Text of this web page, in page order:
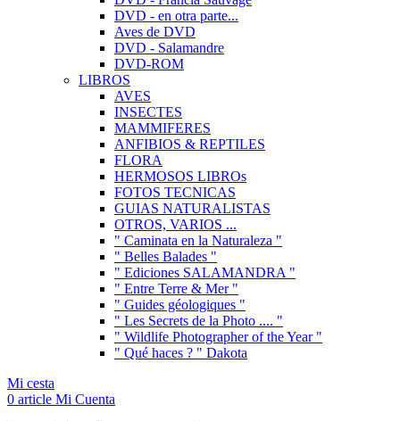
DVD - en otra parte...
Aves de DVD
DVD - Salamandre
DVD-ROM
LIBROS
AVES
INSECTES
MAMMIFERES
ANFIBIOS & REPTILES
FLORA
HERMOSOS LIBROs
FOTOS TECNICAS
GUIAS NATURALISTAS
OTROS, VARIOS ...
" Caminata en la Naturaleza "
" Belles Balades "
" Ediciones SALAMANDRA "
" Entre Terre & Mer "
" Guides géologiques "
" Les Secrets de la Photo .... "
" Wildlife Photographer of the Year "
" Qué haces ? " Dakota
Mi cesta
0 article Mi Cuenta